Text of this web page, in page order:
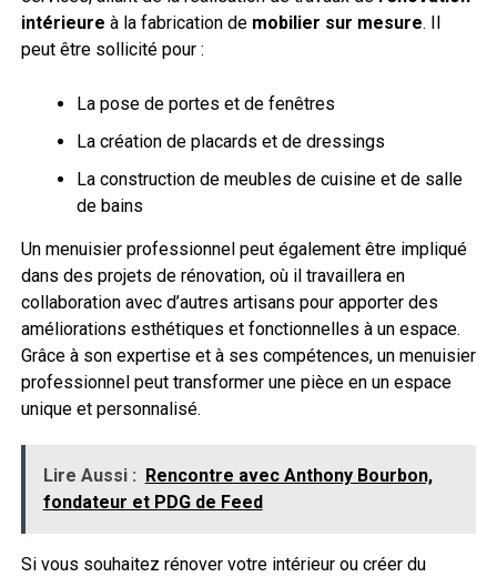
intérieure à la fabrication de mobilier sur mesure. Il
peut être sollicité pour :
La pose de portes et de fenêtres
La création de placards et de dressings
La construction de meubles de cuisine et de salle
de bains
Un menuisier professionnel peut également être impliqué
dans des projets de rénovation, où il travaillera en
collaboration avec d’autres artisans pour apporter des
améliorations esthétiques et fonctionnelles à un espace.
Grâce à son expertise et à ses compétences, un menuisier
professionnel peut transformer une pièce en un espace
unique et personnalisé.
Lire Aussi :
Rencontre avec Anthony Bourbon,
fondateur et PDG de Feed
Si vous souhaitez rénover votre intérieur ou créer du